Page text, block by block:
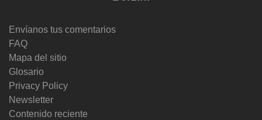
Envíanos tus comentarios
FAQ
Mapa del sitio
Glosario
Privacy Policy
Newsletter
Contenido reciente